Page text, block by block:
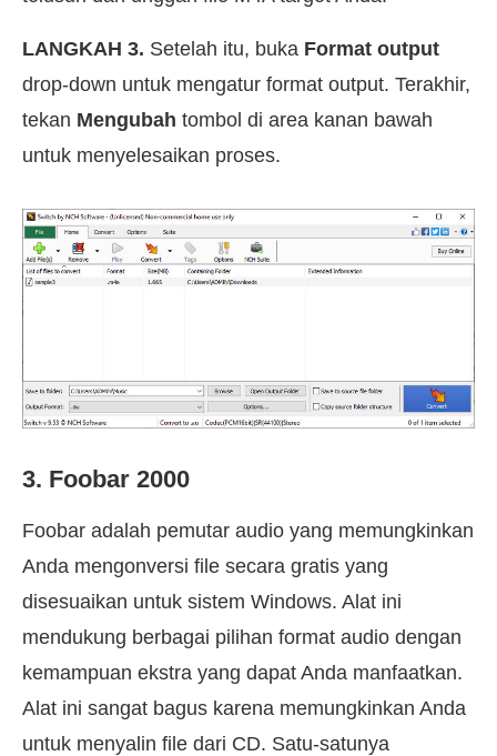
LANGKAH 3. Setelah itu, buka Format output
drop-down untuk mengatur format output. Terakhir,
tekan Mengubah tombol di area kanan bawah
untuk menyelesaikan proses.
3. Foobar 2000
Foobar adalah pemutar audio yang memungkinkan
Anda mengonversi file secara gratis yang
disesuaikan untuk sistem Windows. Alat ini
mendukung berbagai pilihan format audio dengan
kemampuan ekstra yang dapat Anda manfaatkan.
Alat ini sangat bagus karena memungkinkan Anda
untuk menyalin file dari CD. Satu-satunya